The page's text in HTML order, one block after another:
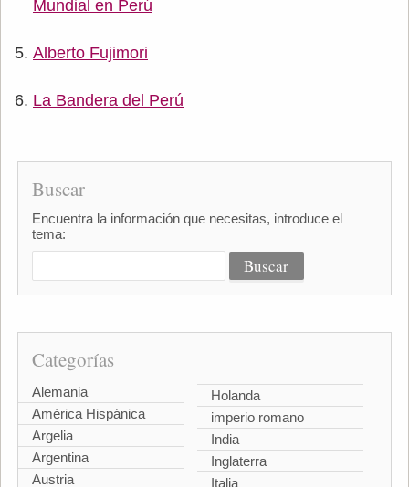
Mundial en Perú
Alberto Fujimori
La Bandera del Perú
Buscar
Encuentra la información que necesitas, introduce el
tema:
Categorías
Alemania
América Hispánica
Argelia
Argentina
Austria
Holanda
imperio romano
India
Inglaterra
Italia